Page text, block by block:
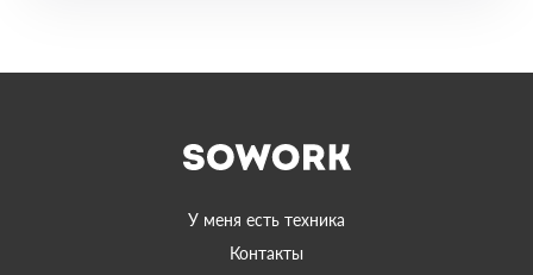
У меня есть техника
Контакты